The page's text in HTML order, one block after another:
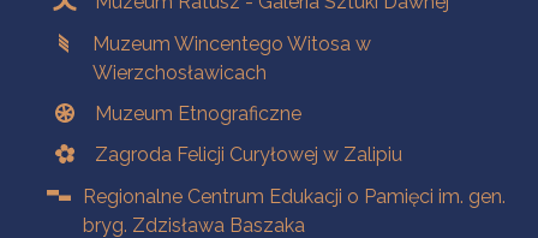
Muzeum Wincentego Witosa w
Wierzchosławicach
Muzeum Etnograficzne
Zagroda Felicji Curyłowej w Zalipiu
Regionalne Centrum Edukacji o Pamięci im. gen.
bryg. Zdzisława Baszaka